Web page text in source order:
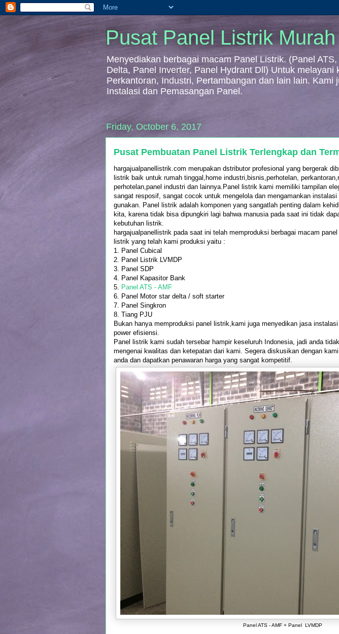
Pusat Panel Listrik Murah
Menyediakan berbagai macam Panel Listrik. (Panel
Delta, Panel Inverter, Panel Hydrant Dll) Untuk
Perkantoran, Industri, Pertambangan dan lain lain.
Instalasi dan Pemasangan Panel.
Friday, October 6, 2017
Pusat Pembuatan Panel Listrik Terlengkap dan
hargajualpanellistrik.com merupakan dstributor profesional yang bergerak
listrik baik untuk rumah tinggal,home industri,bisnis,perhotelan,
perhotelan,panel industri dan lainnya.Panel listrik kami memiliki tampilan
sangat resposif, sangat cocok untuk mengelola dan mengamankan
gunakan. Panel listrik adalah komponen yang sangatlah penting dalam
kita, karena tidak bisa dipungkiri lagi bahwa manusia pada saat ini tidak
kebutuhan listrik.
hargajualpanellistrik pada saat ini telah memproduksi berbagai macam
listrik yang telah kami produksi yaitu :
1. Panel Cubical
2. Panel Listrik LVMDP
3. Panel SDP
4. Panel Kapasitor Bank
5. Panel ATS - AMF
6. Panel Motor star delta / soft starter
7. Panel Singkron
8. Tiang PJU
Bukan hanya memproduksi panel listrik,kami juga menyedikan jasa
power efisiensi.
Panel listrik kami sudah tersebar hampir keseluruh Indonesia, jadi anda
mengenai kwalitas dan ketepatan dari kami. Segera diskusikan dengan
anda dan dapatkan penawaran harga yang sangat kompetitif.
Panel ATS - AMF + Panel LVMDP